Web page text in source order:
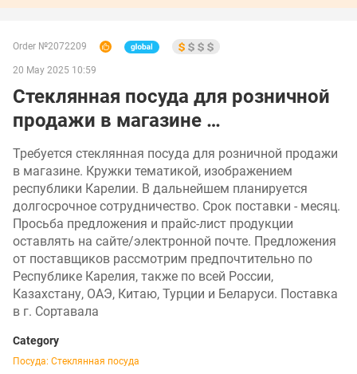
Order №2072209
20 May 2025 10:59
Стеклянная посуда для розничной
продажи в магазине …
Требуется стеклянная посуда для розничной продажи
в магазине. Кружки тематикой, изображением
республики Карелии. В дальнейшем планируется
долгосрочное сотрудничество. Срок поставки - месяц.
Просьба предложения и прайс-лист продукции
оставлять на сайте/электронной почте. Предложения
от поставщиков рассмотрим предпочтительно по
Республике Карелия, также по всей России,
Казахстану, ОАЭ, Китаю, Турции и Беларуси. Поставка
в г. Сортавала
Category
Посуда: Стеклянная посуда